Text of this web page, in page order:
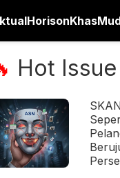
HorisonKhas
Hot Issue